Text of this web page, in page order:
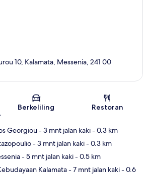
Peta
10, Kalamata, Messenia, 241 00
Berkeliling Restoran
Georgiou- 3 mnt jalan kaki- 0.3 km
- 3 mnt jalan kaki- 0.3 km
- 5 mnt jalan kaki- 0.5 km
Kalamata- 7 mnt jalan kaki- 0.6